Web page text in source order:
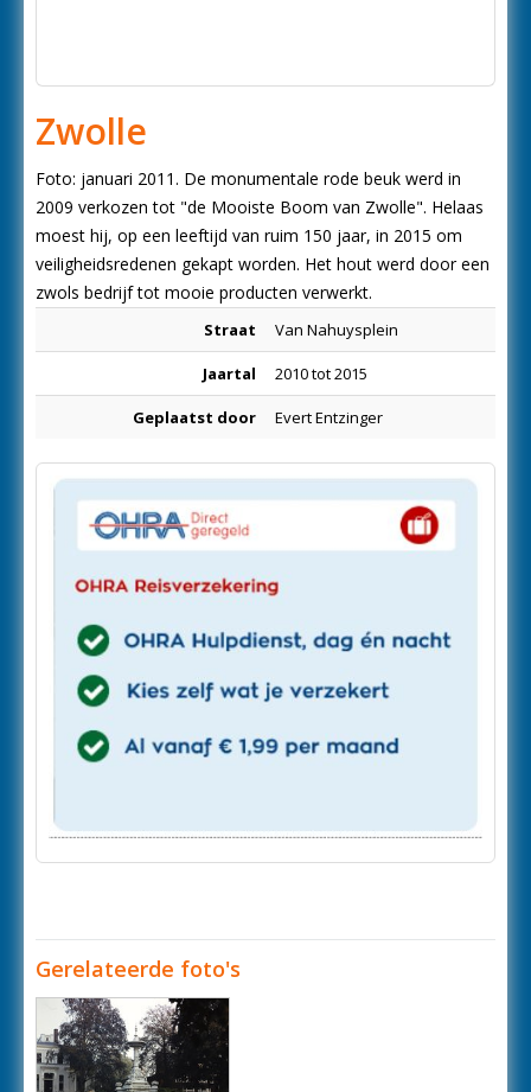
Zwolle
Foto: januari 2011. De monumentale rode beuk werd in
2009 verkozen tot "de Mooiste Boom van Zwolle". Helaas
moest hij, op een leeftijd van ruim 150 jaar, in 2015 om
veiligheidsredenen gekapt worden. Het hout werd door een
zwols bedrijf tot mooie producten verwerkt.
Straat Van Nahuysplein
Jaartal 2010 tot 2015
Geplaatst door Evert Entzinger
Gerelateerde foto's